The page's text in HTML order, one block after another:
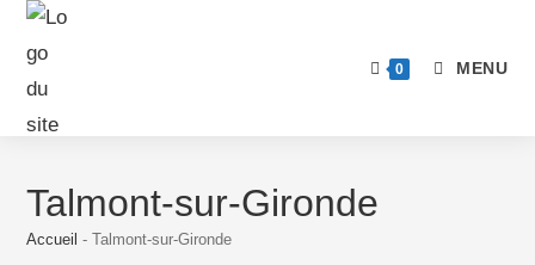
0 MENU
Talmont-sur-Gironde
Accueil -Talmont-sur-Gironde